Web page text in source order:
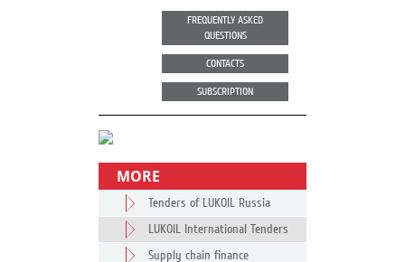
FREQUENTLY ASKED
QUESTIONS
CONTACTS
SUBSCRIPTION
MORE
Tenders of LUKOIL Russia
LUKOIL International Tenders
Supply chain finance